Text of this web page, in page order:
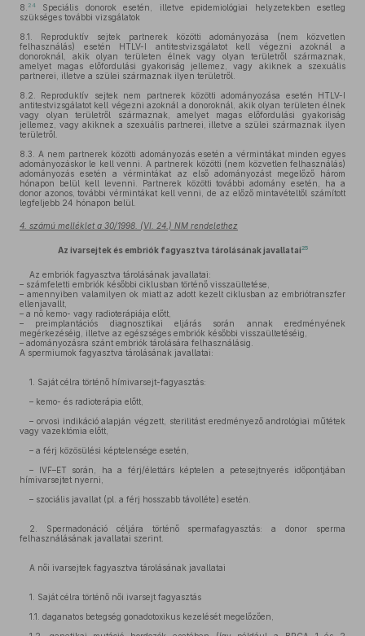
8. 24
Speciális donorok esetén, illetve epidemiológiai helyzetekben esetleg
szükséges további vizsgálatok
8.1.
Reproduktív sejtek partnerek közötti adományozása (nem közvetlen
felhasználás) esetén HTLV-I antitestvizsgálatot kell végezni azoknál a
donoroknál, akik olyan területen élnek vagy olyan területről származnak,
amelyet magas előfordulási gyakoriság jellemez, vagy akiknek a szexuális
partnerei, illetve a szülei származnak ilyen területről.
8.2.
Reproduktív sejtek nem partnerek közötti adományozása esetén HTLV-I
antitestvizsgálatot kell végezni azoknál a donoroknál, akik olyan területen élnek
vagy olyan területről származnak, amelyet magas előfordulási gyakoriság
jellemez, vagy akiknek a szexuális partnerei, illetve a szülei származnak ilyen
területről.
8.3.
A nem partnerek közötti adományozás esetén a vérmintákat minden egyes
adományozáskor le kell venni. A partnerek közötti (nem közvetlen felhasználás)
adományozás esetén a vérmintákat az első adományozást megelőző három
hónapon belül kell levenni. Partnerek közötti további adomány esetén, ha a
donor azonos, további vérmintákat kell venni, de az előző mintavételtől számított
legfeljebb 24 hónapon belül.
4. számú melléklet a 30/1998. (VI. 24.) NM rendelethez
Az ivarsejtek és embriók fagyasztva tárolásának javallatai25
Az embriók fagyasztva tárolásának javallatai:
– számfeletti embriók későbbi ciklusban történő visszaültetése,
– amennyiben valamilyen ok miatt az adott kezelt ciklusban az embriótranszfer
ellenjavallt,
– a nő kemo- vagy radioterápiája előtt,
– preimplantációs diagnosztikai eljárás során annak eredményének
megérkezéséig, illetve az egészséges embriók későbbi visszaültetéséig,
– adományozásra szánt embriók tárolására felhasználásig.
A spermiumok fagyasztva tárolásának javallatai:
1. Saját célra történő hímivarsejt-fagyasztás:
– kemo- és radioterápia előtt,
– orvosi indikáció alapján végzett, sterilitást eredményező andrológiai műtétek
vagy vazektómia előtt,
– a férj közösülési képtelensége esetén,
– IVF–ET során, ha a férj/élettárs képtelen a petesejtnyerés időpontjában
hímivarsejtet nyerni,
– szociális javallat (pl. a férj hosszabb távolléte) esetén.
2. Spermadonáció céljára történő spermafagyasztás: a donor sperma
felhasználásának javallatai szerint.
A női ivarsejtek fagyasztva tárolásának javallatai
1. Saját célra történő női ivarsejt fagyasztás
1.1. daganatos betegség gonadotoxikus kezelését megelőzően,